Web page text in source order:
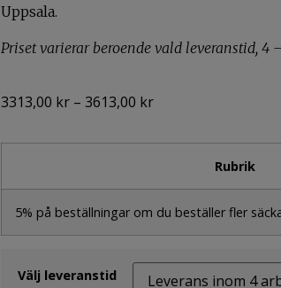
Uppsala.
Priset varierar beroende vald leveranstid, 4
3313,00 kr – 3613,00 kr
Rubrik
5% på beställningar om du beställer fler
Välj leveranstid